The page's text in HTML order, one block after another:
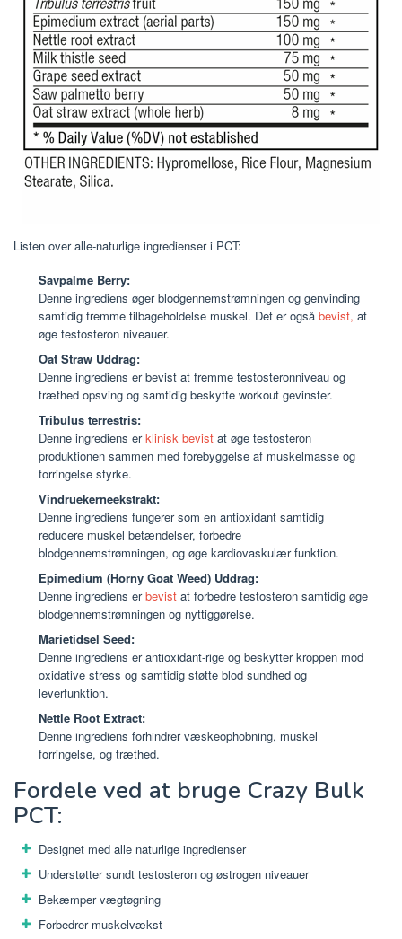
Listen over alle-naturlige ingredienser i PCT:
Savpalme Berry:
Denne ingrediens øger blodgennemstrømningen og genvinding
samtidig fremme tilbageholdelse muskel. Det er også bevist, at
øge testosteron niveauer.
Oat Straw Uddrag:
Denne ingrediens er bevist at fremme testosteronniveau og
træthed opsving og samtidig beskytte workout gevinster.
Tribulus terrestris:
Denne ingrediens erklinisk bevist at øge testosteron
produktionen sammen med forebyggelse af muskelmasse og
forringelse styrke.
Vindruekerneekstrakt:
Denne ingrediens fungerer som en antioxidant samtidig
reducere muskel betændelser, forbedre
blodgennemstrømningen, og øge kardiovaskulær funktion.
Epimedium (Horny Goat Weed) Uddrag:
Denne ingrediens erbevist at forbedre testosteron samtidig øge
blodgennemstrømningen og nyttiggørelse.
Marietidsel Seed:
Denne ingrediens er antioxidant-rige og beskytter kroppen mod
oxidative stress og samtidig støtte blod sundhed og
leverfunktion.
Nettle Root Extract:
Denne ingrediens forhindrer væskeophobning, muskel
forringelse, og træthed.
Fordele ved at bruge Crazy Bulk
PCT:
Designet med alle naturlige ingredienser
Understøtter sundt testosteron og østrogen niveauer
Bekæmper vægtøgning
Forbedrer muskelvækst